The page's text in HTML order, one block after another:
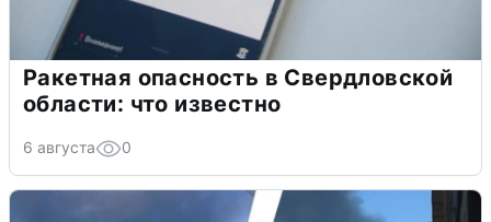
Ракетная опасность в Свердловской
области: что известно
6 августа 0